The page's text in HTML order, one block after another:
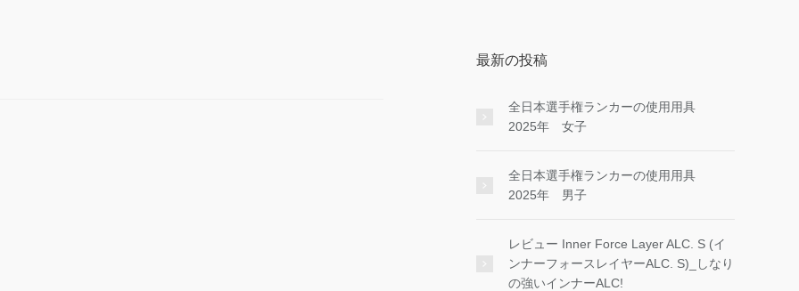
最新の投稿
全日本選手権ランカーの使用用具
2025年 女子
全日本選手権ランカーの使用用具
2025年 男子
レビュー Inner Force Layer ALC. S (イ
ンナーフォースレイヤーALC. S)_しなり
の強いインナーALC!